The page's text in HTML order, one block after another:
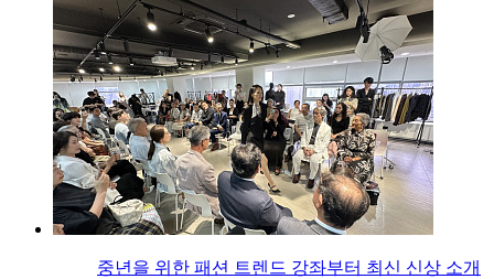
중년을 위한 패션 트렌드 강좌부터 최신 신상 소개